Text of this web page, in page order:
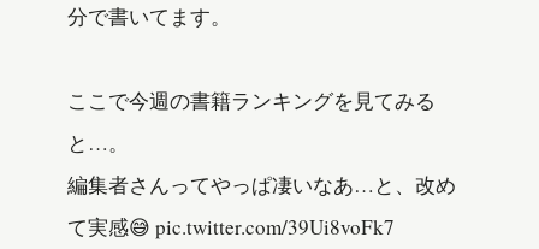
分で書いてます。
ここで今週の書籍ランキングを見てみる
と…。
編集者さんってやっぱ凄いなあ…と、改め
て実感😅 pic.twitter.com/39Ui8voFk7